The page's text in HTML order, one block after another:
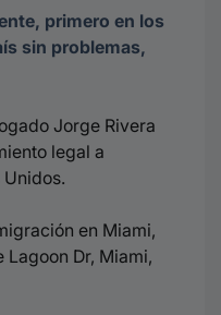
primero en los
sin problemas,
Jorge Rivera
legal a
en Miami,
Lagoon Dr, Miami,